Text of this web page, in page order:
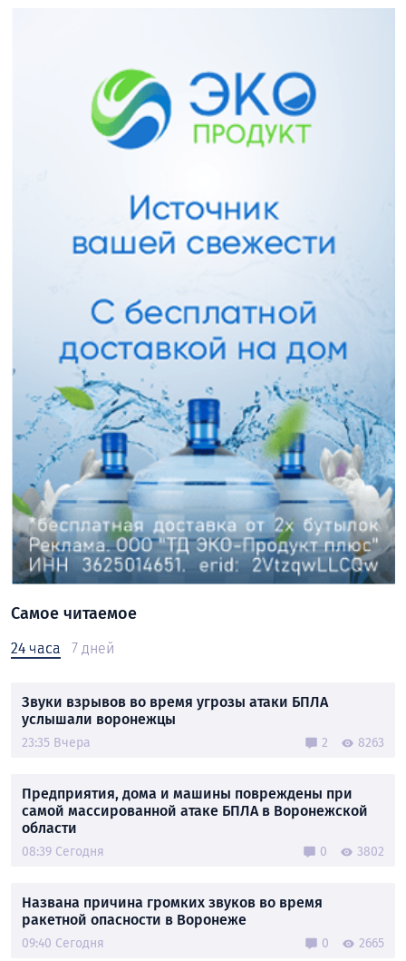
Самое читаемое
24 часа 7 дней
Звуки взрывов во время угрозы атаки БПЛА
услышали воронежцы
23:35 Вчера 2 8263
Предприятия, дома и машины повреждены при
самой массированной атаке БПЛА в Воронежской
области
08:39 Сегодня 0 3802
Названа причина громких звуков во время
ракетной опасности в Воронеже
09:40 Сегодня 0 2665